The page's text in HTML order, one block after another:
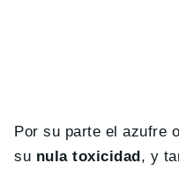
Por su parte el azufre
su nula toxicidad, y